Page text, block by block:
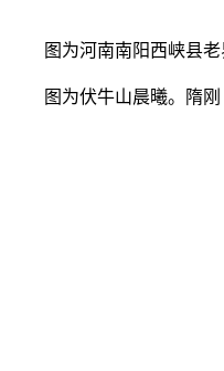
图为河南南阳西峡县
图为伏牛山晨曦。隋刚